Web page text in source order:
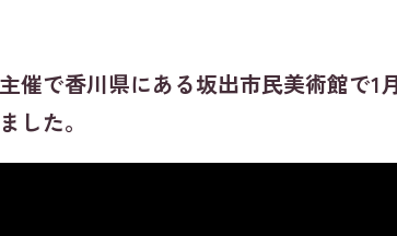
催で香川県にある坂出市民美術館で
した。